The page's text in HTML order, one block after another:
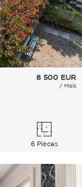
8 500 EUR
/ Mois
6 Pièces